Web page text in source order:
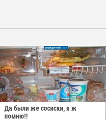
Да были же сосиски, я ж
помню!!